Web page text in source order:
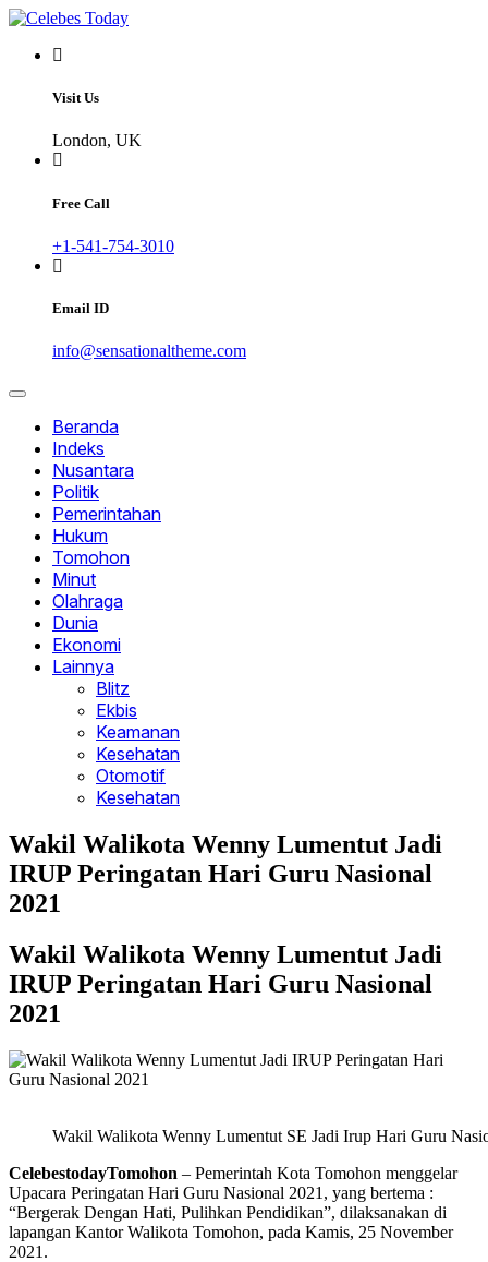
Skip
content
CELEBESTODAY.ID
Informatif dan Inspiratif
Visit Us
London, UK
Free Call
+1-541-754-3010
Email ID
info@sensationaltheme.com
Beranda
Indeks
Nusantara
Politik
Pemerintahan
Hukum
Tomohon
Minut
Olahraga
Dunia
Ekonomi
Lainnya
Blitz
Ekbis
Keamanan
Kesehatan
Otomotif
Kesehatan
Wakil Walikota Wenny Lumentut Jadi
IRUP Peringatan Hari Guru Nasional
2021
Wakil Walikota Wenny Lumentut Jadi
IRUP Peringatan Hari Guru Nasional
2021
Wakil Walikota Wenny Lumentut SE Jadi Irup Hari Guru
CelebestodayTomohon – Pemerintah Kota Tomohon menggelar
Upacara Peringatan Hari Guru Nasional 2021, yang bertema :
“Bergerak Dengan Hati, Pulihkan Pendidikan”, dilaksanakan di
lapangan Kantor Walikota Tomohon, pada Kamis, 25 November
2021.